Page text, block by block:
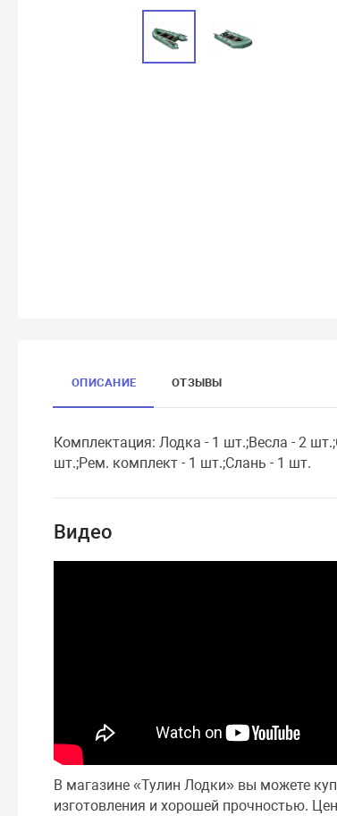
ОПИСАНИЕ ОТЗЫВЫ
Комплектация: Лодка - 1 шт.;Весла - 2
шт.;Рем. комплект - 1 шт.;Слань - 1 шт.
Видео
В магазине «Тулин Лодки» вы можете
изготовления и хорошей прочностью.